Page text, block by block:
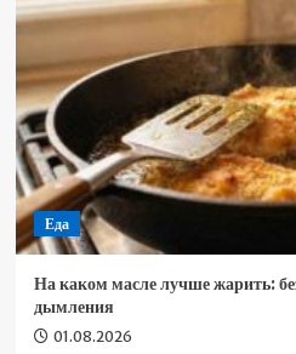
Еда
На каком масле лучше жарить:
дымления
01.08.2026